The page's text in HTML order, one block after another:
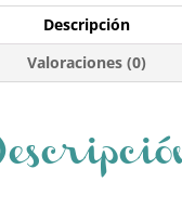
e
b
o
k
er
A
p
p
Descripción
Valoraciones (0)